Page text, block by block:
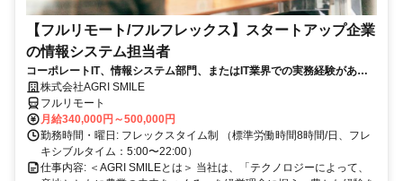
【フルリモート/フルフレックス】スタートアップ企業
の情報システム担当者
コーポレートIT、情報システム部門、またはIT業界での実務経験がある
方、大歓迎！
株式会社AGRI SMILE
フルリモート
月給340,000円～500,000円
勤務時間・曜日: フレックスタイム制 （標準労働時間8時間/日、フレ
キシブルタイム：5:00〜22:00）
仕事内容: ＜AGRI SMILEとは＞ 当社は、「テクノロジーによって、